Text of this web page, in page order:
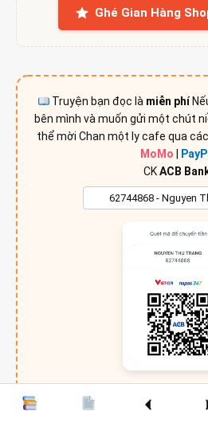
Ghé Gian Hàng
Truyện bạn đọc là miễn phí
bên mình và muốn gửi một chút
thể mời Chan một ly cafe qua
MoMo
CKACB